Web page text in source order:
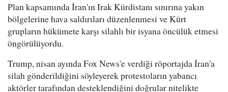
Plan kapsamında İran'ın Irak Kürdistanı sınırına yakın
bölgelerine hava saldırıları düzenlenmesi ve Kürt
grupların hükümete karşı silahlı bir isyana öncülük etmesi
öngörülüyordu.
Trump, nisan ayında Fox News'e verdiği röportajda İran'a
silah gönderildiğini söyleyerek protestoların yabancı
aktörler tarafından desteklendiğini doğrular nitelikte